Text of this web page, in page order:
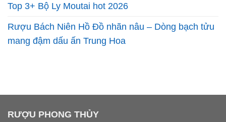
Top 3+ Bộ Ly Moutai hot 2026
Rượu Bách Niên Hồ Đồ nhãn nâu – Dòng bạch tửu
mang đậm dấu ấn Trung Hoa
RƯỢU PHONG THỦY